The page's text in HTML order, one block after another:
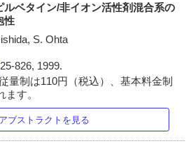
ルベタイン/非イオン活性剤混合系の
性
S. Ohta
826, 1999.
量制は110円（税込）、基本料金制
す。
アブストラクトを見る